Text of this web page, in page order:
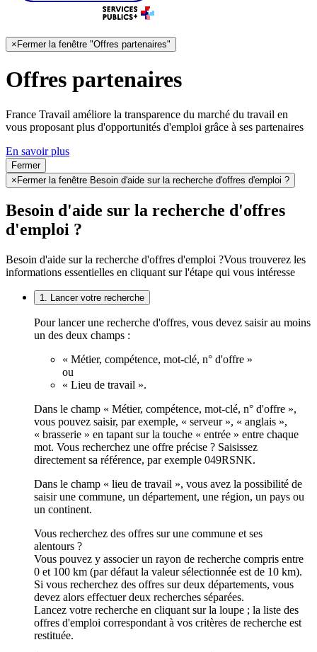
×Fermer la fenêtre "Offres partenaires"
Offres partenaires
France Travail améliore la transparence du marché du travail en
vous proposant plus d'opportunités d'emploi grâce à ses partenaires
En savoir plus
Fermer
×Fermer la fenêtre Besoin d'aide sur la recherche d'offres d'emploi ?
Besoin d'aide sur la recherche d'offres
d'emploi ?
Besoin d'aide sur la recherche d'offres d'emploi ?Vous trouverez les
informations essentielles en cliquant sur l'étape qui vous intéresse
1. Lancer votre recherche
Pour lancer une recherche d'offres, vous devez saisir au moins
un des deux champs :
« Métier, compétence, mot-clé, n° d'offre »
ou
« Lieu de travail ».
Dans le champ « Métier, compétence, mot-clé, n° d'offre »,
vous pouvez saisir, par exemple, « serveur », « anglais »,
« brasserie » en tapant sur la touche « entrée » entre chaque
mot. Vous recherchez une offre précise ? Saisissez
directement sa référence, par exemple 049RSNK.
Dans le champ « lieu de travail », vous avez la possibilité de
saisir une commune, un département, une région, un pays ou
un continent.
Vous recherchez des offres sur une commune et ses
alentours ?
Vous pouvez y associer un rayon de recherche compris entre
0 et 100 km (par défaut la valeur sélectionnée est de 10 km).
Si vous recherchez des offres sur deux départements, vous
devez alors effectuer deux recherches séparées.
Lancez votre recherche en cliquant sur la loupe ; la liste des
offres d'emploi correspondant à vos critères de recherche est
restituée.